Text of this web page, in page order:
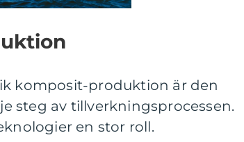
komposit-produktion är den
steg av tillverkningsprocessen.
en stor roll.